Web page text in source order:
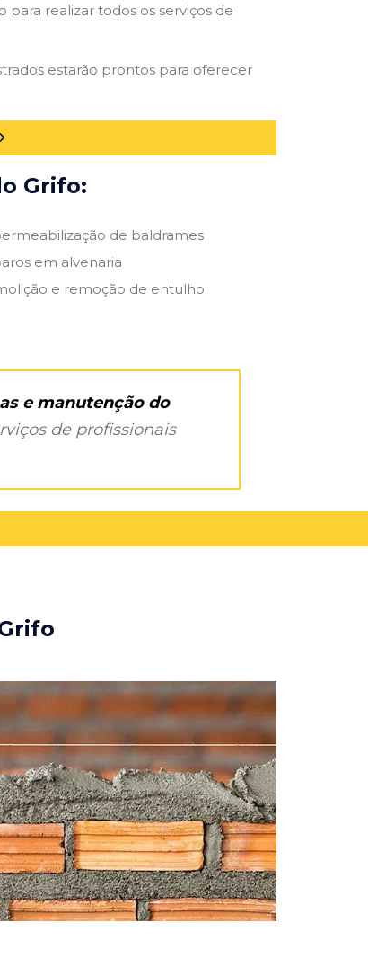
realizar todos os serviços de
estarão prontos para oferecer
Grifo:
de baldrames
em alvenaria
e remoção de entulho
e manutenção do
de profissionais